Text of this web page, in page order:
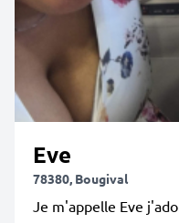
Eve
78380, Bougival
Je m'appelle Eve